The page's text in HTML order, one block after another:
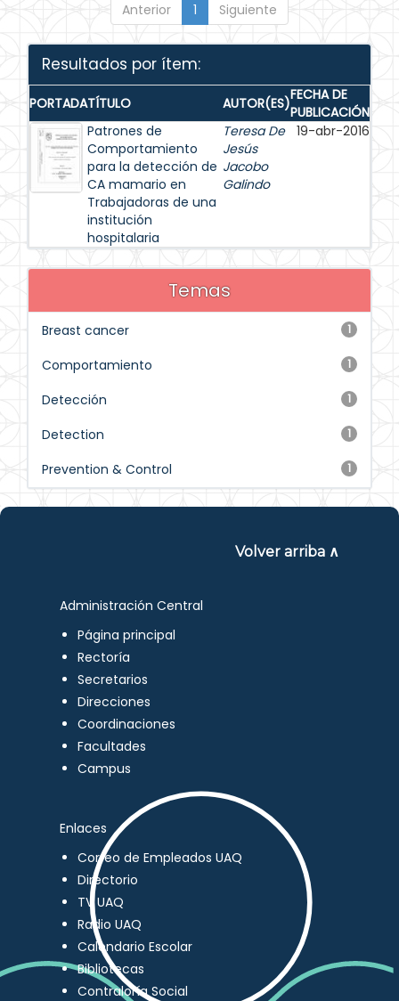
Anterior 1 Siguiente
Resultados por ítem:
PORTADATÍTULO AUTOR(ES)FECHA DE
PUBLICACIÓN
Patrones de
Comportamiento
para la detección de
CA mamario en
Trabajadoras de una
institución
hospitalaria
Teresa De
Jesús
Jacobo
Galindo
19-abr-2016
Temas
1
Breast cancer
1
Comportamiento
1
Detección
1
Detection
1
Prevention & Control
Volver arriba ∧
Administración Central
Página principal
Rectoría
Secretarios
Direcciones
Coordinaciones
Facultades
Campus
Enlaces
Correo de Empleados UAQ
Directorio
TV UAQ
Radio UAQ
Calendario Escolar
Bibliotecas
Contraloría Social